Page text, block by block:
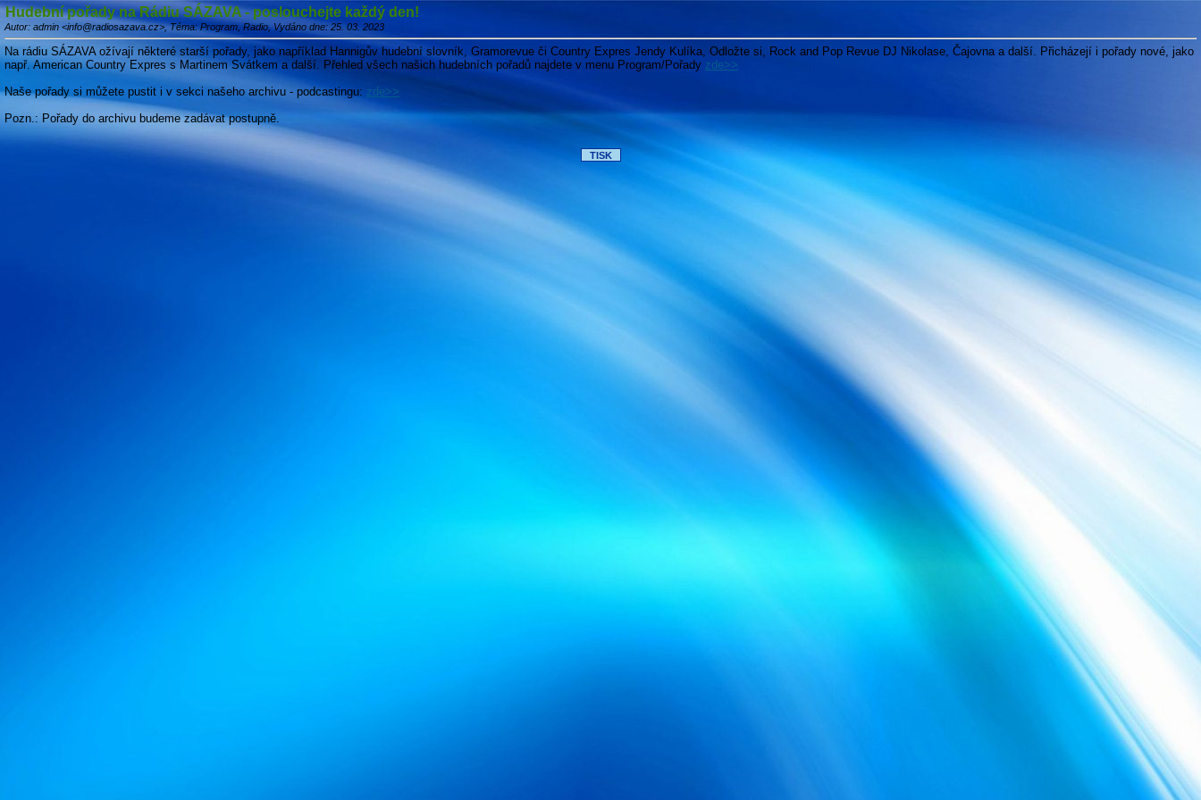
Hudební pořady na Rádiu SÁZAVA - poslouchejte každý den!
Autor: admin <info@radiosazava.cz>, Téma: Program, Radio, Vydáno dne: 25. 03. 2023
Na rádiu SÁZAVA ožívají některé starší pořady, jako například Hannigův hudební slovník, Gramorevue či Country Expres Jendy Kulíka, Odložte si, Rock and Pop Revue DJ Nikolase, Čajovna a další. Přicházejí i pořady nové, jako
např. American Country Expres s Martinem Svátkem a další. Přehled všech našich hudebních pořadů najdete v menu Program/Pořady zde>>
Naše pořady si můžete pustit i v sekci našeho archivu - podcastingu: zde>>
Pozn.: Pořady do archivu budeme zadávat postupně.